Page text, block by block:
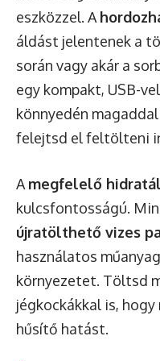
eszközzel. A
áldást jelentenek a
során vagy akár a
egy kompakt, USB-
könnyedén
felejtsd el feltölteni
A megfelelő
kulcsfontosságú.
újratölthető vizes
használatos
környezetet. Töltsd
jégkockákkal is,
hűsítő hatást.